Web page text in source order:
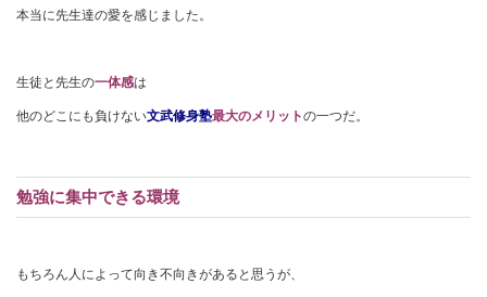
本当に先生達の愛を感じました。
生徒と先生の一体感は
他のどこにも負けない文武修身塾最大のメリットの一つだ。
勉強に集中できる環境
もちろん人によって向き不向きがあると思うが、